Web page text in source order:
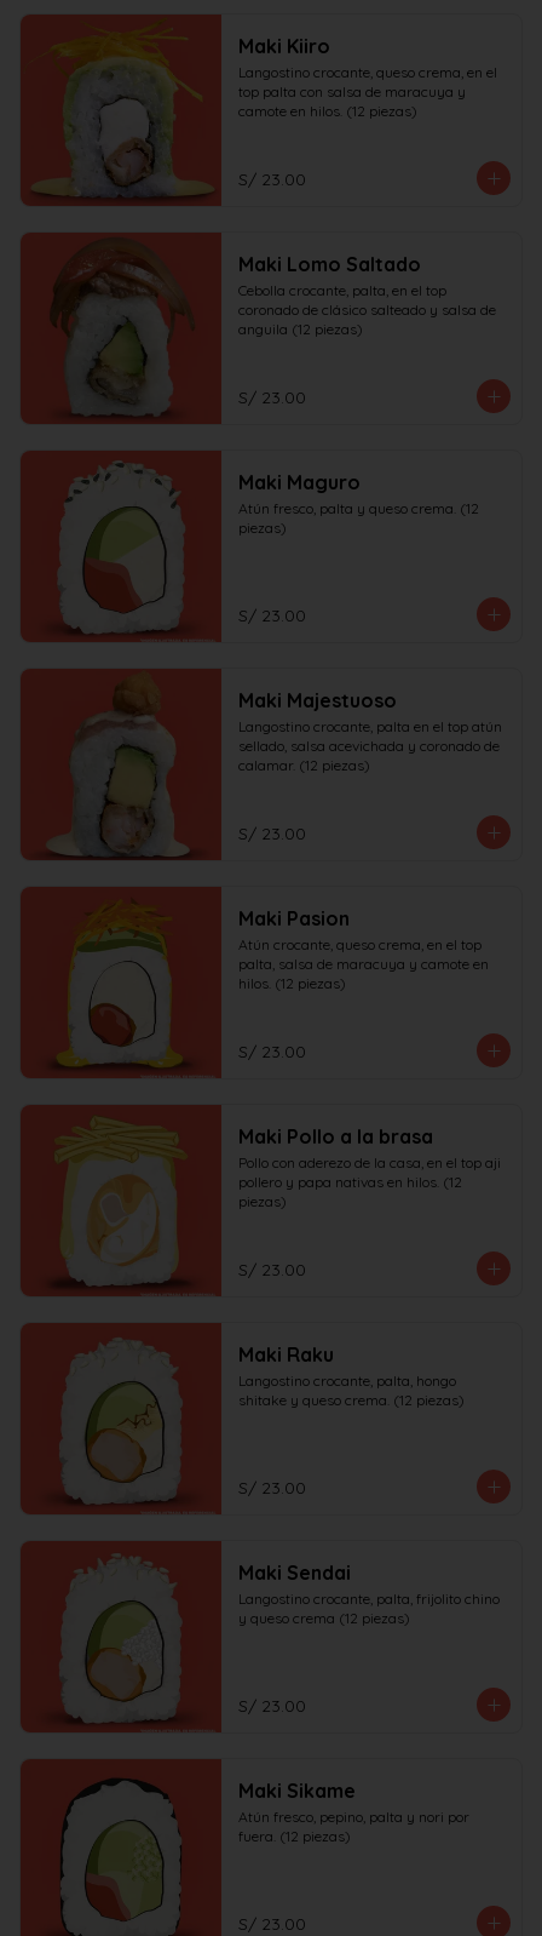
Maki Kiiro
Langostino crocante, queso crema, en el
top palta con salsa de maracuya y
camote en hilos. (12 piezas)
S/ 23.00
Maki Lomo Saltado
Cebolla crocante, palta, en el top
coronado de clásico salteado y salsa de
anguila (12 piezas)
S/ 23.00
Maki Maguro
Atún fresco, palta y queso crema. (12
piezas)
S/ 23.00
Maki Majestuoso
Langostino crocante, palta en el top atún
sellado, salsa acevichada y coronado de
calamar. (12 piezas)
S/ 23.00
Maki Pasion
Atún crocante, queso crema, en el top
palta, salsa de maracuya y camote en
hilos. (12 piezas)
S/ 23.00
Maki Pollo a la brasa
Pollo con aderezo de la casa, en el top aji
pollero y papa nativas en hilos. (12
piezas)
S/ 23.00
Maki Raku
Langostino crocante, palta, hongo
shitake y queso crema. (12 piezas)
S/ 23.00
Maki Sendai
Langostino crocante, palta, frijolito chino
y queso crema (12 piezas)
S/ 23.00
Maki Sikame
Atún fresco, pepino, palta y nori por
fuera. (12 piezas)
S/ 23.00